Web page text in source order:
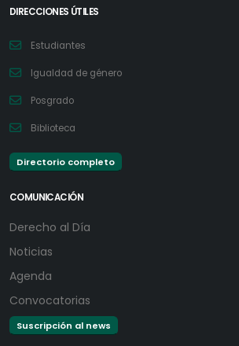
DIRECCIONES ÚTILES
Estudiantes
Igualdad de género
Posgrado
Biblioteca
Directorio completo
COMUNICACIÓN
Derecho al Día
Noticias
Agenda
Convocatorias
Suscripción al news